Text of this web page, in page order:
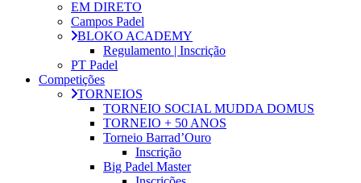
EM DIRETO
Campos Padel
BLOKO ACADEMY
Regulamento | Inscrição
PT Padel
Competições
TORNEIOS
TORNEIO SOCIAL MUDDA DOMUS
TORNEIO + 50 ANOS
Torneio Barrad’Ouro
Inscrição
Big Padel Master